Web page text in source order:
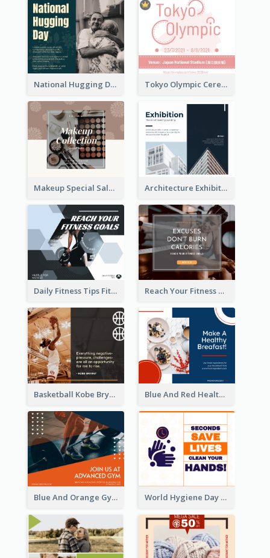
National Hugging Day Facebook Post Tokyo Olympic Ceremony Facebook Post
Makeup Special Sale Facebook Post Architecture Exhibition Facebook Post
Daily Fitness Tips Fitness Goals Facebook Post Reach Your Fitness Goals Facebook Post
Basketball Kobe Bryant Quote Facebook Post Blue And Red Healthy Food Ingredients Cooking Facebook Post
Blue And Orange Gym Photo Fitness Centre Facebook Post World Hygiene Day Facebook Post